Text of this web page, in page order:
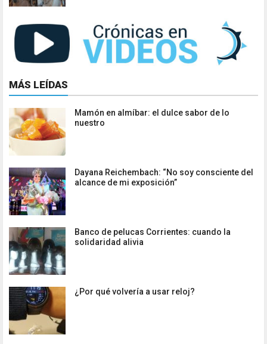
MÁS LEÍDAS
Mamón en almíbar: el dulce sabor de lo
nuestro
Dayana Reichembach: “No soy consciente del
alcance de mi exposición”
Banco de pelucas Corrientes: cuando la
solidaridad alivia
¿Por qué volvería a usar reloj?